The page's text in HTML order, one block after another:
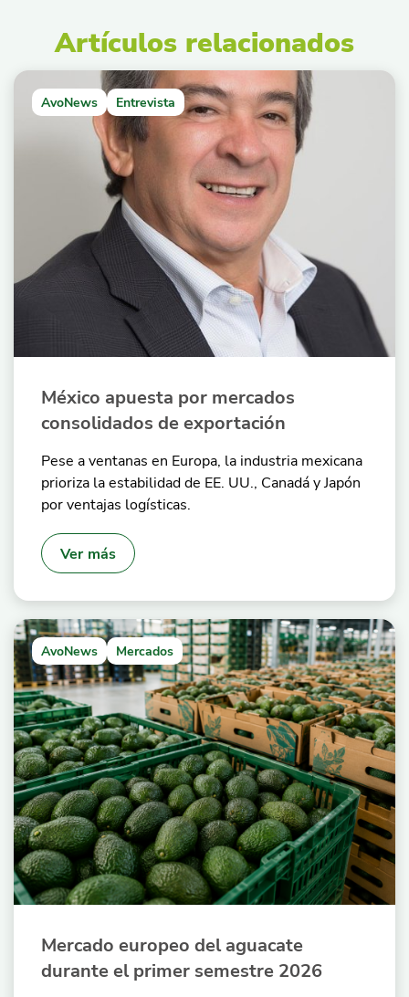
Artículos relacionados
AvoNews Entrevista
México apuesta por mercados
consolidados de exportación
Pese a ventanas en Europa, la industria mexicana
prioriza la estabilidad de EE. UU., Canadá y Japón
por ventajas logísticas.
Ver más
AvoNews Mercados
Mercado europeo del aguacate
durante el primer semestre 2026